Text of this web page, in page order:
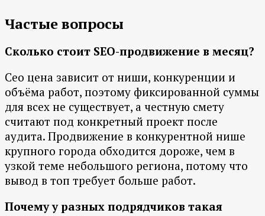
Частые вопросы
Сколько стоит SEO-продвижение в месяц?
Сео цена зависит от ниши, конкуренции и
объёма работ, поэтому фиксированной суммы
для всех не существует, а честную смету
считают под конкретный проект после
аудита. Продвижение в конкурентной нише
крупного города обходится дороже, чем в
узкой теме небольшого региона, потому что
вывод в топ требует больше работ.
Почему у разных подрядчиков такая